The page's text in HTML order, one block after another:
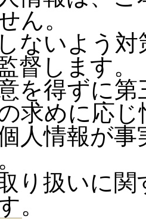
ん。
ないよう
督します。
を得ずに
求めに応
人情報が
り扱いに
。